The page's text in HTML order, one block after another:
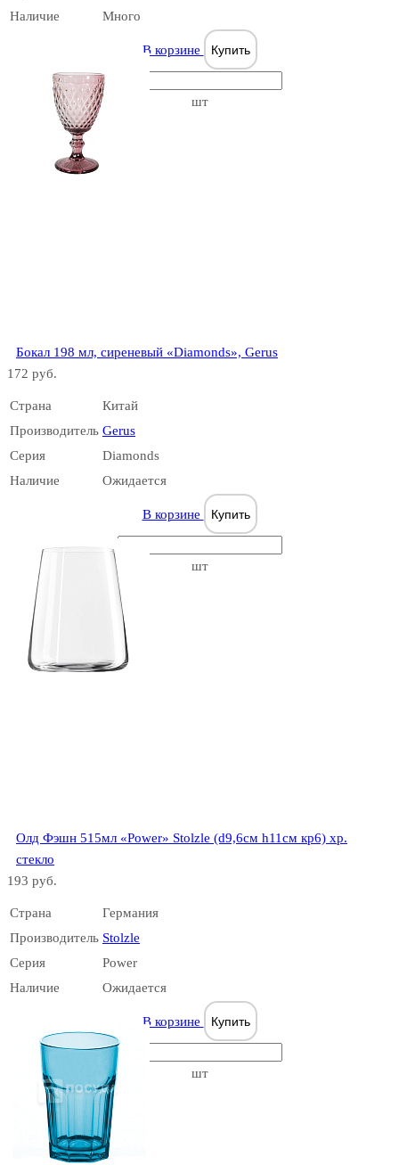
Classic
Наличие
Много
В корзине Купить
шт
Бокал 198 мл, сиреневый «Diamonds», Gerus
172 руб.
Страна
Китай
Производитель Gerus
Серия
Diamonds
Наличие
Ожидается
В корзине Купить
шт
Олд Фэшн 515мл «Power» Stolzle (d9,6см h11см кр6) хр.
стекло
193 руб.
Страна
Германия
Производитель Stolzle
Серия
Power
Наличие
Ожидается
В корзине Купить
шт